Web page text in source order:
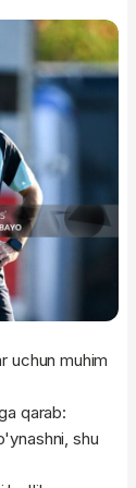
uchun muhim
qarab:
shu